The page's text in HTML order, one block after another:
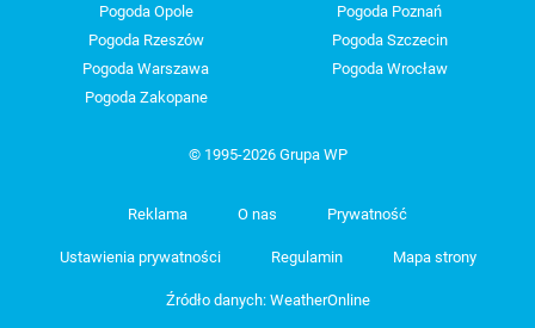
Pogoda Opole
Pogoda Poznań
Pogoda Rzeszów
Pogoda Szczecin
Pogoda Warszawa
Pogoda Wrocław
Pogoda Zakopane
© 1995-2026 Grupa WP
Reklama O nas Prywatność
Ustawienia prywatności Regulamin Mapa strony
Źródło danych: WeatherOnline